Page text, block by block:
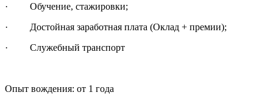
· Обучение, стажировки;
· Достойная заработная плата (Оклад + премии);
· Служебный транспорт
Опыт вождения: от 1 года